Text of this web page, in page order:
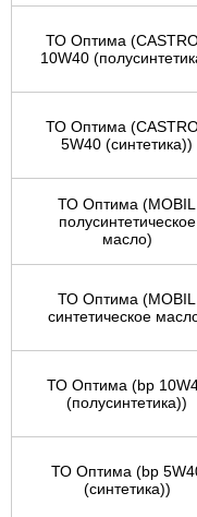
ТО Оптима
10W40
ТО Оптима
5W40 (синтетика))
ТО Оптима (MOBIL
полусинтетическое
масло)
ТО Оптима (MOBIL
синтетическое
ТО Оптима (bp
(полусинтетика))
ТО Оптима (bp
(синтетика))